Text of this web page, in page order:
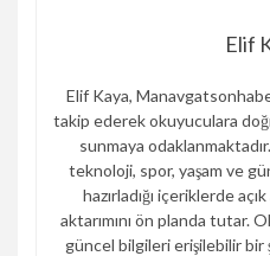
Elif
Elif Kaya,
takip ederek okuyuculara
sunmaya
teknoloji, spor, yaşam ve
hazırladığı içeriklerde
aktarımını ön planda tutar.
güncel bilgileri erişilebilir bir